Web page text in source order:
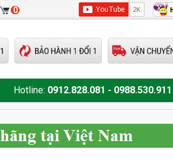
Hotline: 0912.828.081 - 0988.530.911
0